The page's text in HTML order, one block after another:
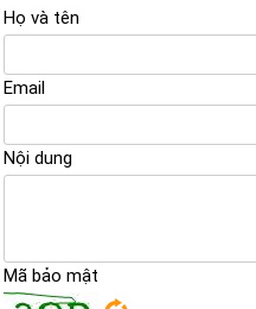
Họ và tên
Email
Nội dung
Mã bảo mật